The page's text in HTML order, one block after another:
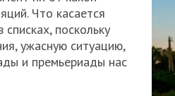
Что касается
поскольку
ужасную ситуацию,
и премьериады нас
НА